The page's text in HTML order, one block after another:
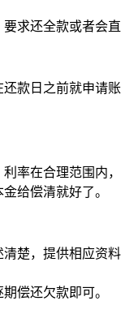
求还全款或者会直
款日之前就申请
率在合理范围内
给偿清就好了。
楚，提供相应资
偿还欠款即可。